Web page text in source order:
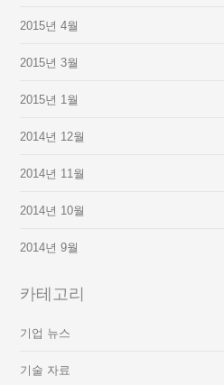
2015년 4월
2015년 3월
2015년 1월
2014년 12월
2014년 11월
2014년 10월
2014년 9월
카테고리
기업 뉴스
기술 자료